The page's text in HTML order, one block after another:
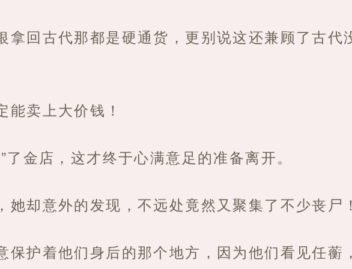
拿回古代那都是硬通货，更别说这还兼顾了古代
卖上大价钱！
金店，这才终于心满意足的准备离开。
却意外的发现，不远处竟然又聚集了不少丧尸！
保护着他们身后的那个地方，因为他们看见任蘅